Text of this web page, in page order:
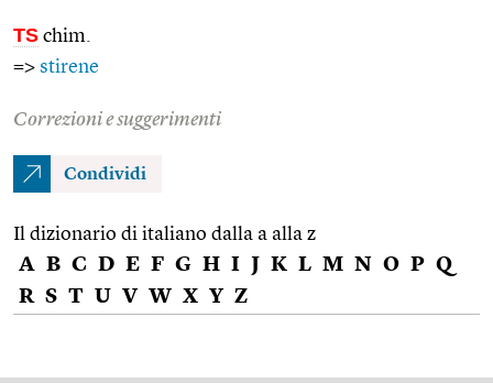
TS chim.
=> stirene
Correzioni e suggerimenti
Condividi
Il dizionario di italiano dalla a alla z
A B C D E F G H I J K L M N O P Q
R S T U V W X Y Z